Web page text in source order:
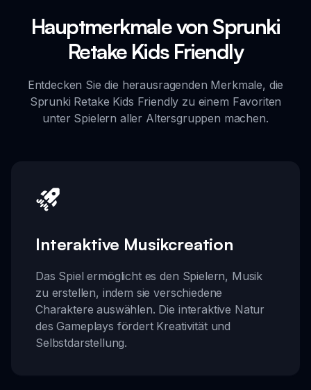
Hauptmerkmale von Sprunki
Retake Kids Friendly
Entdecken Sie die herausragenden Merkmale, die
Sprunki Retake Kids Friendly zu einem Favoriten
unter Spielern aller Altersgruppen machen.
Interaktive Musikcreation
Das Spiel ermöglicht es den Spielern, Musik
zu erstellen, indem sie verschiedene
Charaktere auswählen. Die interaktive Natur
des Gameplays fördert Kreativität und
Selbstdarstellung.